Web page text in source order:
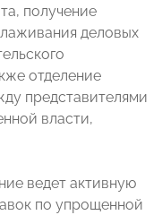
получение
деловых
отделение
представителями
власти,
ведет активную
по упрощенной